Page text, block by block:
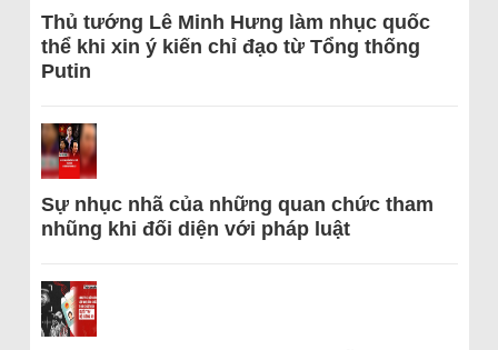
Thủ tướng Lê Minh Hưng làm nhục quốc
thể khi xin ý kiến chỉ đạo từ Tổng thống
Putin
Sự nhục nhã của những quan chức tham
nhũng khi đối diện với pháp luật